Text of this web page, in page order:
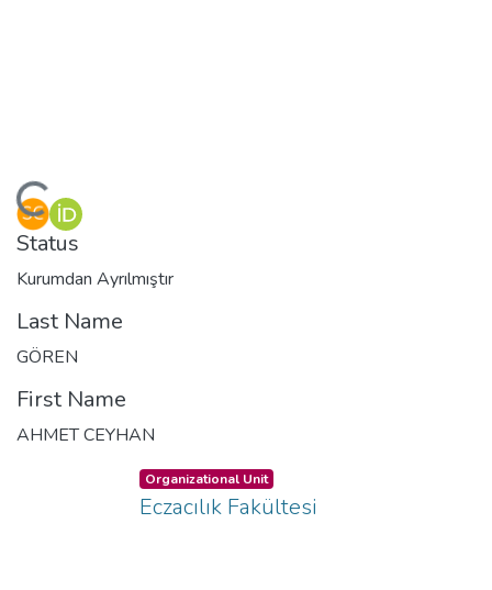
Status
Kurumdan Ayrılmıştır
Last Name
GÖREN
First Name
AHMET CEYHAN
Organizational Unit
Eczacılık Fakültesi